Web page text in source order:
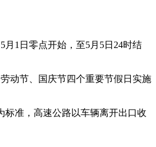
1日零点开始，至5月5日24时结
动节、国庆节四个重要节假日实施
标准，高速公路以车辆离开出口收